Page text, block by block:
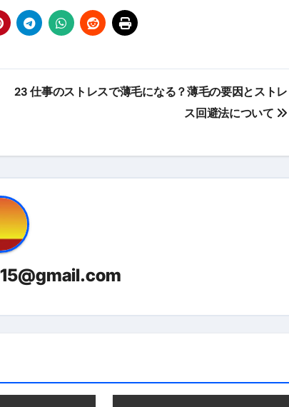
。 BB.exciteモバイル「Fitプラン」完全ガイド
＆ハワイ朝食付き割引まで網羅 ― “失敗せずに選ぶ”実
券＋ホテルが“セット割”で最安級！ スカイマーク／
何をするサイトか”が一目で伝わる
でわかる効果まとめ】#梅干し #ダイエット #筋ト
②【30秒でわかる効果まとめ】#ダイエット #筋ト
秒でわかる効果まとめ】#バナナ #ダイエット #筋ト
なるのか？ #ダイエット #プロテイン #痩せる
ームードメインなら“全部まとめて”安心スタート
団”で肩・首・足元の冷えを根こそぎ防ぐ！素材別お
ンサレート・羽毛・人工羽毛・調温・吸湿発熱…あな
アシスト・ツイスト・天然木まで徹底分類！室内で“
＆セット割完全攻略ガイド｜海外・国内旅行を最安値
23 仕事のストレスで薄毛になる？薄毛の要因とストレ
ス回避法について